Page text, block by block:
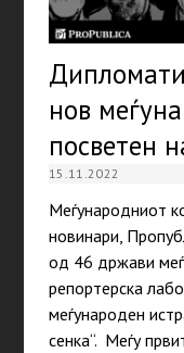
нов
посветен
15.11.2022
Меѓународниот
новинари,
од 46 држави
репортерска
меѓународен
сенка“. Меѓу